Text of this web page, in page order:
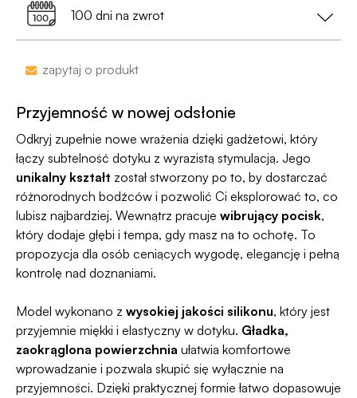
Dyskrecji — jeśli ją naruszymy, zwrócimy Ci
przy zamówieniu za min. 199 zł
100 dni na zwrot
100 dni na zwrot. Sam proces jesy niezwykle
programu Wygodne Zwroty®.
zapytaj o produkt
Przyjemność w nowej odsłonie
Odkryj zupełnie nowe wrażenia dzięki gadżetowi, który
łączy subtelność dotyku z wyrazistą stymulacją. Jego
unikalny kształt został stworzony po to, by dostarczać
różnorodnych bodźców i pozwolić Ci eksplorować to, co
lubisz najbardziej. Wewnątrz pracuje wibrujący pocisk,
który dodaje głębi i tempa, gdy masz na to ochotę. To
propozycja dla osób ceniących wygodę, elegancję i pełną
kontrolę nad doznaniami.
Model wykonano z wysokiej jakości silikonu, który jest
przyjemnie miękki i elastyczny w dotyku. Gładka,
zaokrąglona powierzchnia ułatwia komfortowe
wprowadzanie i pozwala skupić się wyłącznie na
przyjemności. Dzięki praktycznej formie łatwo dopasowuje